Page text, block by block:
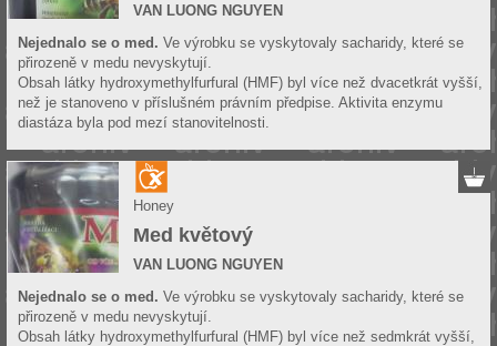
VAN LUONG NGUYEN
Nejednalo se o med. Ve výrobku se vyskytovaly sacharidy, které se
přirozeně v medu nevyskytují.
Obsah látky hydroxymethylfurfural (HMF) byl více než dvacetkrát vyšší,
než je stanoveno v příslušném právním předpise. Aktivita enzymu
diastáza byla pod mezí stanovitelnosti.
Honey
Med květový
VAN LUONG NGUYEN
Nejednalo se o med. Ve výrobku se vyskytovaly sacharidy, které se
přirozeně v medu nevyskytují.
Obsah látky hydroxymethylfurfural (HMF) byl více než sedmkrát vyšší,